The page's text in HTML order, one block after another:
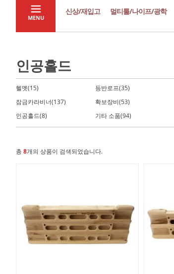
MENU
신상/재입고 멀티툴/나이프/광학
인공홀드
헬멧(15) 등반로프(35)
잠금카라비너(137)
확보장비(53)
인공홀드(8)
기타 소품(94)
총 8개의 상품이 검색되었습니다.